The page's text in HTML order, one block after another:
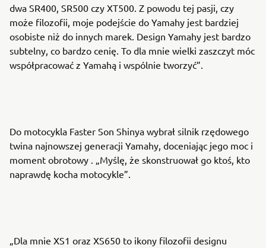
dwa SR400, SR500 czy XT500. Z powodu tej pasji, czy
może filozofii, moje podejście do Yamahy jest bardziej
osobiste niż do innych marek. Design Yamahy jest bardzo
subtelny, co bardzo cenię. To dla mnie wielki zaszczyt móc
współpracować z Yamahą i wspólnie tworzyć”.
Do motocykla Faster Son Shinya wybrał silnik rzędowego
twina najnowszej generacji Yamahy, doceniając jego moc i
moment obrotowy . „Myślę, że skonstruował go ktoś, kto
naprawdę kocha motocykle”.
„Dla mnie XS1 oraz XS650 to ikony filozofii designu